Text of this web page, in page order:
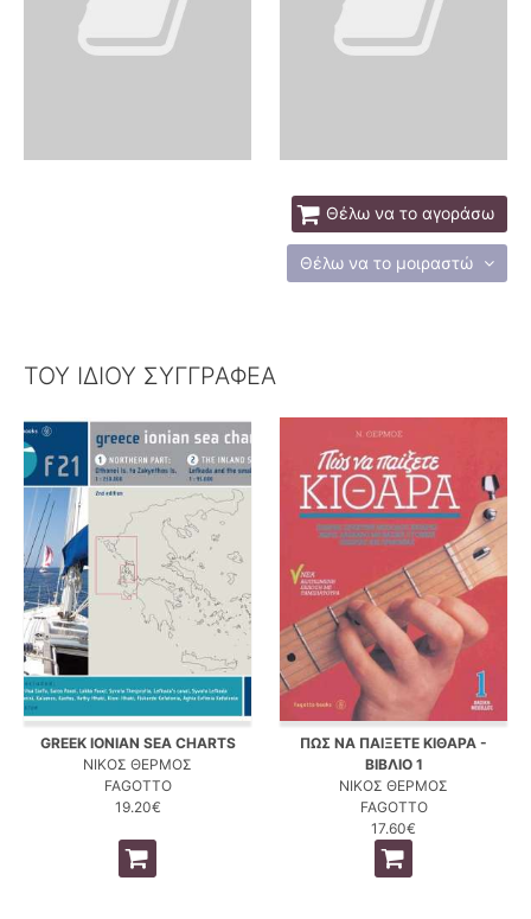
Θέλω να το αγοράσω
Θέλω να το μοιραστώ
ΤΟΥ ΙΔΙΟΥ ΣΥΓΓΡΑΦΕΑ
GREEK IONIAN SEA CHARTS
ΝΙΚΟΣ ΘΕΡΜΟΣ
FAGOTTO
19.20€
ΠΩΣ ΝΑ ΠΑΙΞΕΤΕ ΚΙΘΑΡΑ -
ΒΙΒΛΙΟ 1
ΝΙΚΟΣ ΘΕΡΜΟΣ
FAGOTTO
17.60€